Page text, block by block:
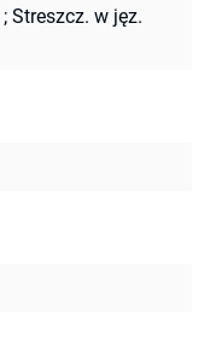
; Streszcz. w jęz.